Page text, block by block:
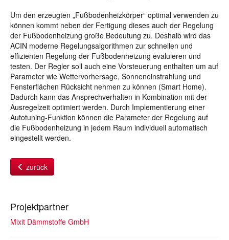
Um den erzeugten „Fußbodenheizkörper“ optimal verwenden zu
können kommt neben der Fertigung dieses auch der Regelung
der Fußbodenheizung große Bedeutung zu. Deshalb wird das
ACIN moderne Regelungsalgorithmen zur schnellen und
effizienten Regelung der Fußbodenheizung evaluieren und
testen. Der Regler soll auch eine Vorsteuerung enthalten um auf
Parameter wie Wettervorhersage, Sonneneinstrahlung und
Fensterflächen Rücksicht nehmen zu können (Smart Home).
Dadurch kann das Ansprechverhalten in Kombination mit der
Ausregelzeit optimiert werden. Durch Implementierung einer
Autotuning-Funktion können die Parameter der Regelung auf
die Fußbodenheizung in jedem Raum individuell automatisch
eingestellt werden.
zurück
Projektpartner
Mixit Dämmstoffe GmbH